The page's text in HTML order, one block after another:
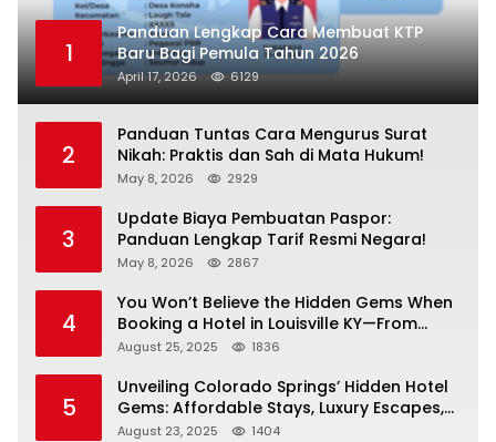
1
Panduan Lengkap Cara Membuat KTP
Baru Bagi Pemula Tahun 2026
April 17, 2026 6129
2
Panduan Tuntas Cara Mengurus Surat
Nikah: Praktis dan Sah di Mata Hukum!
May 8, 2026 2929
3
Update Biaya Pembuatan Paspor:
Panduan Lengkap Tarif Resmi Negara!
May 8, 2026 2867
4
You Won’t Believe the Hidden Gems When
Booking a Hotel in Louisville KY—From
Cheap to Luxe!
August 25, 2025 1836
5
Unveiling Colorado Springs’ Hidden Hotel
Gems: Affordable Stays, Luxury Escapes,
and Everything In Between!
August 23, 2025 1404